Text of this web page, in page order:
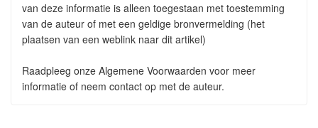
van deze informatie is alleen toegestaan met toestemming
van de auteur of met een geldige bronvermelding (het
plaatsen van een weblink naar dit artikel)
Raadpleeg onze Algemene Voorwaarden voor meer
informatie of neem contact op met de auteur.